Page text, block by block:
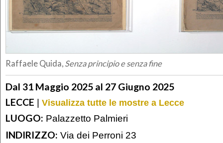
Raffaele Quida, Senza principio e senza fine
Dal 31 Maggio 2025 al 27 Giugno 2025
LECCE | Visualizza tutte le mostre a Lecce
LUOGO: Palazzetto Palmieri
INDIRIZZO: Via dei Perroni 23